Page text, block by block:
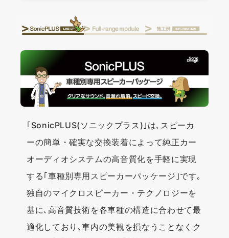
｢SonicPLUS(ソニックプラス)｣は､スピーカ
ーの簡単・確実な交換装着によって純正カー
オーディオシステムの高音質化を手軽に実現
する｢車種別専用スピーカーパッケージ｣です｡
独自のマイクロスピーカー・テクノロジーを
基に､高音質技術を各車種の構造に合わせて最
適化しており､車内の美観を損なうことなくク